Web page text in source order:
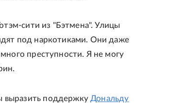
сити из "Бэтмена". Улицы
под наркотиками. Они даже
преступности. Я не могу
выразить поддержкуДональду